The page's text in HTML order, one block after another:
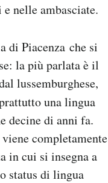
nelle ambasciate.
di Piacenza che si
la più parlata è il
lussemburghese,
una lingua
decine di anni fa.
completamente
in cui si insegna a
status di lingua